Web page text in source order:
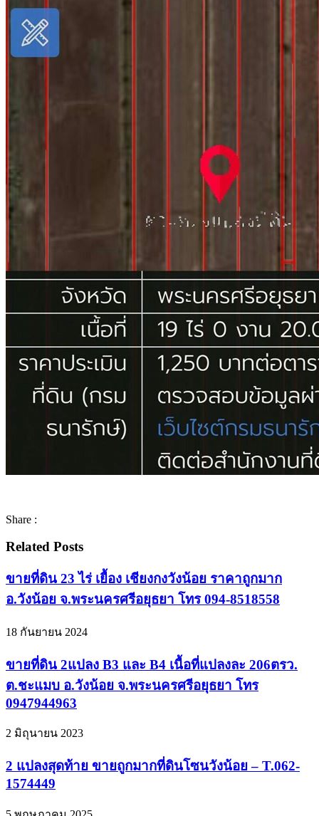
Share :
Related Posts
ขายที่ดิน 23 ไร่ เยื้อง เชียงกงวังน้อย ราคาถูกมาก
อ.วังน้อย จ.พระนครศรีอยุธยา โทร 094-8518558
18 กันยายน 2024
ขายที่ดิน 2แปลง B3 และ B4 เนื้อที่แปลงละ 206ตรว.
ต.ชะแมบ อ.วังน้อย จ.พระนครศรีอยุธยา โทร
0947944963
2 มิถุนายน 2023
2 แปลงสุดท้าย ขายถูกมากที่ดินโซนวังน้อย – T.062-
1574449